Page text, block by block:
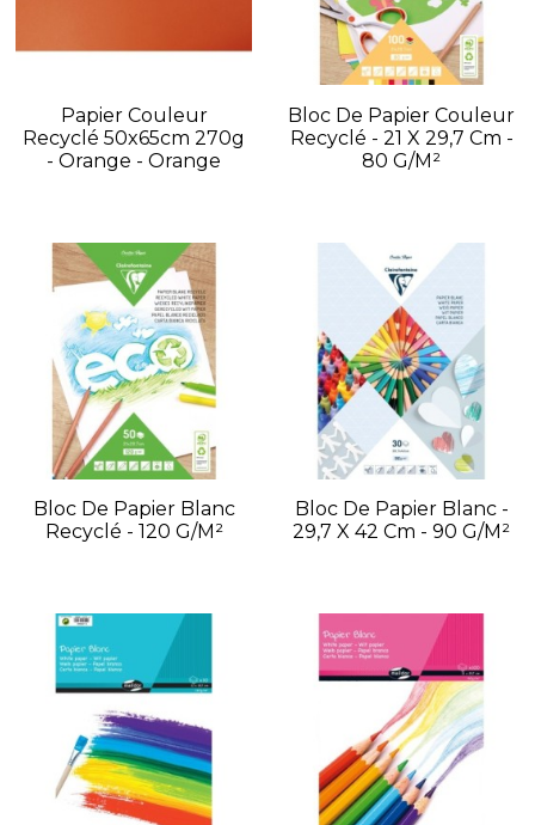
Papier Couleur
Recyclé 50x65cm 270g
- Orange - Orange
Bloc De Papier Couleur
Recyclé - 21 X 29,7 Cm -
80 G/m²
Bloc De Papier Blanc
Recyclé - 120 G/m²
Bloc De Papier Blanc -
29,7 X 42 Cm - 90 G/m²